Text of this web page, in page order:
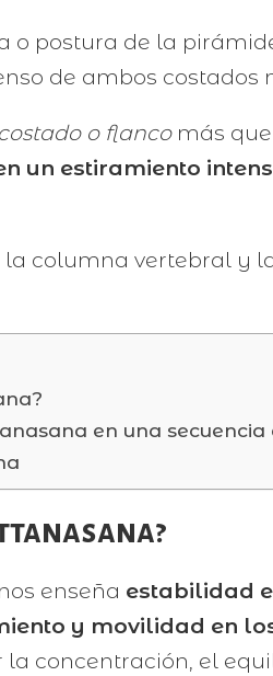
o postura de la
de ambos
costado o flancomás que
un estiramiento
columna vertebral y
en una secuencia
enseña estabilidad
y movilidad en
concentración, el